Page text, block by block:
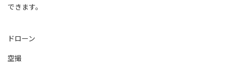
できます。
ドローン
空撮